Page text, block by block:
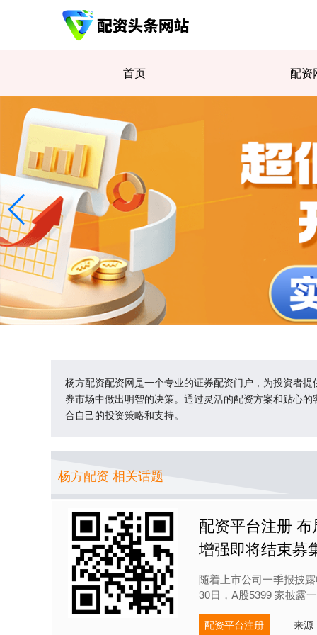
首页 配资
杨方配资配资网是一个专业的证券配资门户，为投资者
券市场中做出明智的决策。通过灵活的配资方案和贴心
合自己的投资策略和支持。
杨方配资 相关话题
配资平台注册
增强即将结束募
随着上市公司一季报披
30日，A股5399 家披露
配资平台注册 来源